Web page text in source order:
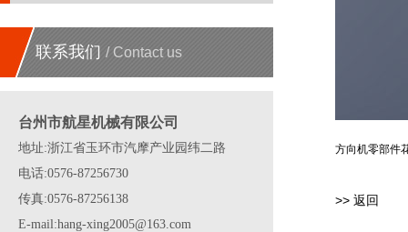
联系我们 / Contact us
台州市航星机械有限公司
地址:浙江省玉环市汽摩产业园纬二路
电话:0576-87256730
传真:0576-87256138
E-mail:hang-xing2005@163.com
方向机零部件
>> 返回